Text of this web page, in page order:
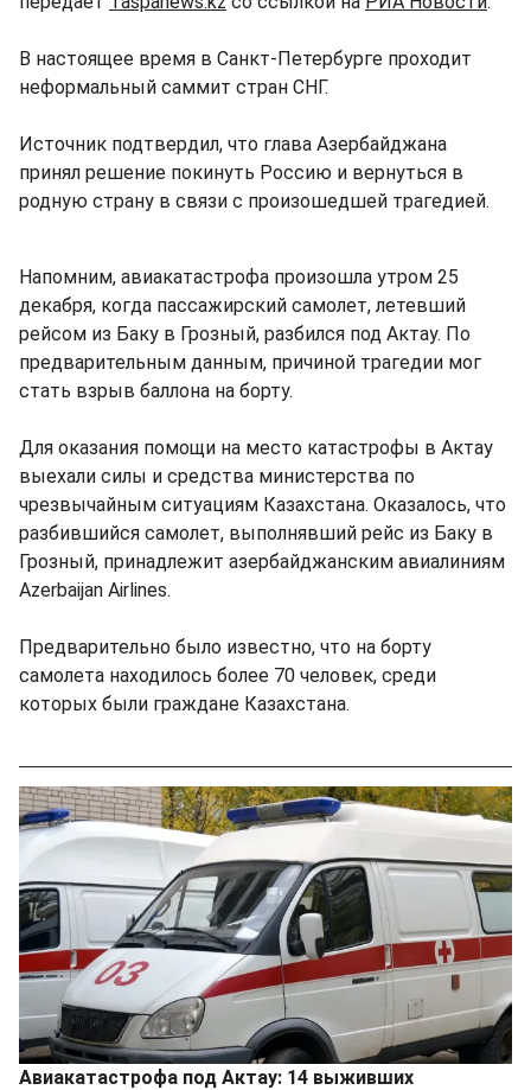
В настоящее время в Санкт-Петербурге проходит
неформальный саммит стран СНГ.
Источник подтвердил, что глава Азербайджана
принял решение покинуть Россию и вернуться в
родную страну в связи с произошедшей трагедией.
Напомним, авиакатастрофа произошла утром 25
декабря, когда пассажирский самолет, летевший
рейсом из Баку в Грозный, разбился под Актау. По
предварительным данным, причиной трагедии мог
стать взрыв баллона на борту.
Для оказания помощи на место катастрофы в Актау
выехали силы и средства министерства по
чрезвычайным ситуациям Казахстана. Оказалось, что
разбившийся самолет, выполнявший рейс из Баку в
Грозный, принадлежит азербайджанским авиалиниям
Azerbaijan Airlines.
Предварительно было известно, что на борту
самолета находилось более 70 человек, среди
которых были граждане Казахстана.
Авиакатастрофа под Актау: 14 выживших